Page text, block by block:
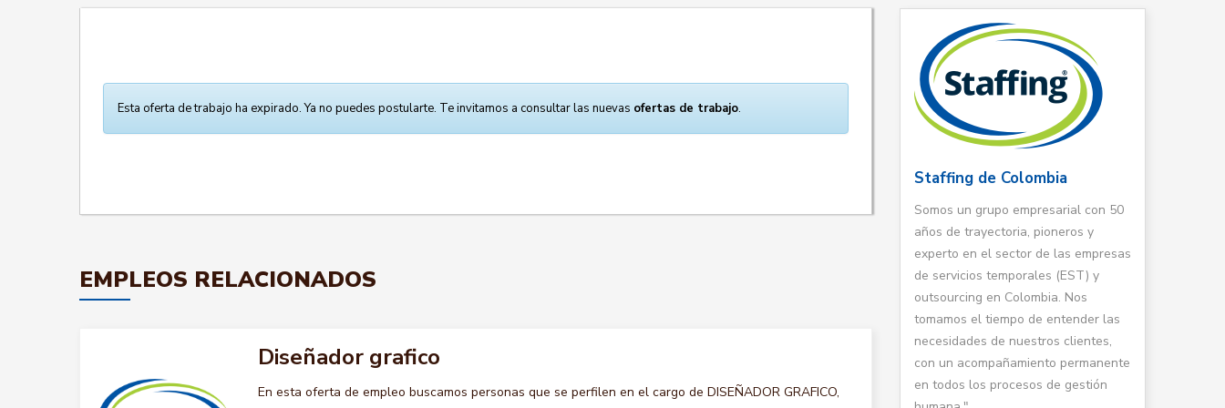
Esta oferta de trabajo ha expirado. Ya no puedes postularte. Te invitamos a consultar las nuevas ofertas de trabajo.
EMPLEOS RELACIONADOS
Diseñador grafico
En esta oferta de empleo buscamos personas que se perfilen en el cargo de DISEÑADOR GRAFICO,
Staffing de Colombia
Somos un grupo empresarial con 50
años de trayectoria, pioneros y
experto en el sector de las empresas
de servicios temporales (EST) y
outsourcing en Colombia. Nos
tomamos el tiempo de entender las
necesidades de nuestros clientes,
con un acompañamiento permanente
en todos los procesos de gestión